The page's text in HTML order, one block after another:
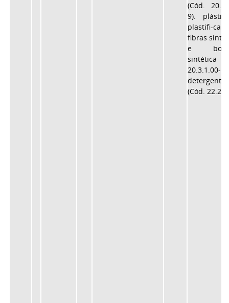
(Cód.
9).
plastifi-
fibras
e
sintética
detergentes
(Cód. 22.2.1)